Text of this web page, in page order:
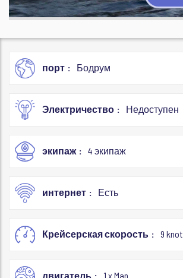
порт Бодрум
Электричество Недоступен
экипаж 4 экипаж
интернет Есть
Крейсерская скорость 9 knot
двигатель 1 x Man